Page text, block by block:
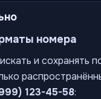
номера
и сохранять
123-45-58: